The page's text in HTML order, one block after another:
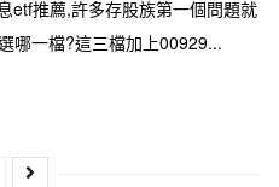
etf推薦,許多存股族第一個問題就
哪一檔?這三檔加上00929...